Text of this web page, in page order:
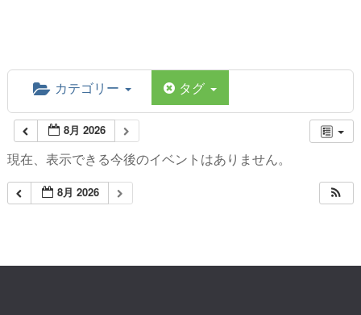
カテゴリー タグ
8月 2026
現在、表示できる今後のイベントはありません。
8月 2026